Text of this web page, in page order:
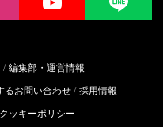
編集部・運営情報
るお問い合わせ 採用情報
クッキーポリシー